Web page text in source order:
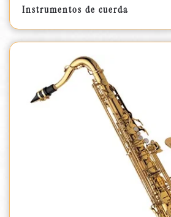
Instrumentos de cuerda